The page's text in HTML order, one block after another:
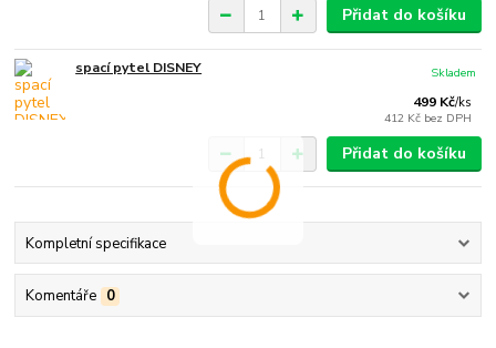
Přidat do košíku
spací pytel DISNEY
499 Kč/ks
412 Kč bez DPH
Skladem
Přidat do košíku
Kompletní specifikace
Komentáře 0